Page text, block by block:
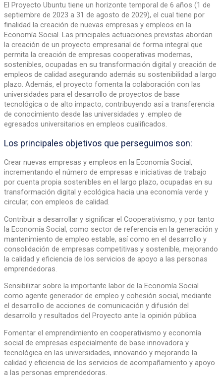
El Proyecto Ubuntu tiene un horizonte temporal de 6 años (1 de
septiembre de 2023 a 31 de agosto de 2029), el cual tiene por
finalidad la creación de nuevas empresas y empleos en la
Economía Social. Las principales actuaciones previstas abordan
la creación de un proyecto empresarial de forma integral que
permita la creación de empresas cooperativas modernas,
sostenibles, ocupadas en su transformación digital y creación de
empleos de calidad asegurando además su sostenibilidad a largo
plazo. Además, el proyecto fomenta la colaboración con las
universidades para el desarrollo de proyectos de base
tecnológica o de alto impacto, contribuyendo así a transferencia
de conocimiento desde las universidades y .empleo de
egresados universitarios en empleos cualificados.
Los principales objetivos que perseguimos son:
Crear nuevas empresas y empleos en la Economía Social,
incrementando el número de empresas e iniciativas de trabajo
por cuenta propia sostenibles en el largo plazo, ocupadas en su
transformación digital y ecológica hacia una economía verde y
circular, con empleos de calidad.
Contribuir a desarrollar y significar el Cooperativismo, y por tanto
la Economía Social, como sector de referencia en la generación y
mantenimiento de empleo estable, así como en el desarrollo y
consolidación de empresas competitivas y sostenible, mejorando
la calidad y eficiencia de los servicios de apoyo a las personas
emprendedoras.
Sensibilizar sobre la importante labor de la Economía Social
como agente generador de empleo y cohesión social, mediante
el desarrollo de acciones de comunicación y difusión del
desarrollo y resultados del Proyecto ante la opinión pública.
Fomentar el emprendimiento en cooperativismo y economía
social de empresas especialmente de base innovadora y
tecnológica en las universidades, innovando y mejorando la
calidad y eficiencia de los servicios de acompañamiento y apoyo
a las personas emprendedoras.